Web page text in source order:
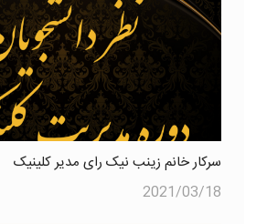
سرکار خانم زینب نیک رای مدیر کلینیک
2021/03/18